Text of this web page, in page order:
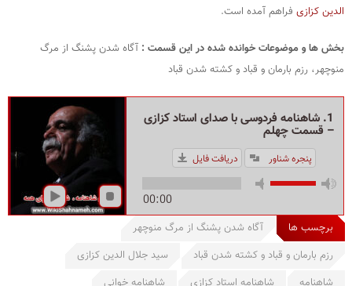
الدین کزازی فراهم آمده است.
بخش ها و موضوعات خوانده شده در این قسمت : آگاه شدن پشنگ از مرگ
منوچهر، رزم بارمان و قباد و کشته شدن قباد
1. شاهنامه فردوسی با صدای استاد کزازی
– قسمت چهلم
00:00
پنجره شناور دریافت فایل
برچسب ها
آگاه شدن پشنگ از مرگ منوچهر
رزم بارمان و قباد و کشته شدن قباد
سید جلال الدین کزازی